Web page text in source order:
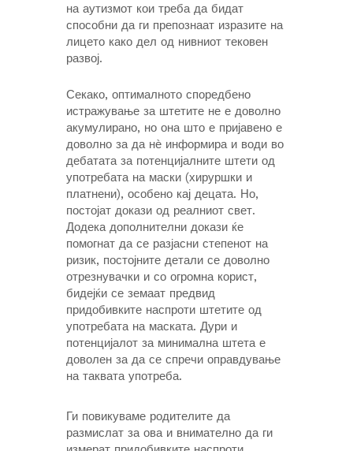
на аутизмот кои треба да бидат
способни да ги препознаат изразите на
лицето како дел од нивниот тековен
развој.
Секако, оптималното споредбено
истражување за штетите не е доволно
акумулирано, но она што е пријавено е
доволно за да нѐ информира и води во
дебатата за потенцијалните штети од
употребата на маски (хируршки и
платнени), особено кај децата. Но,
постојат докази од реалниот свет.
Додека дополнителни докази ќе
помогнат да се разјасни степенот на
ризик, постојните детали се доволно
отрезнувачки и со огромна корист,
бидејќи се земаат предвид
придобивките наспроти штетите од
употребата на маската. Дури и
потенцијалот за минимална штета е
доволен за да се спречи оправдување
на таквата употреба.
Ги повикуваме родителите да
размислат за ова и внимателно да ги